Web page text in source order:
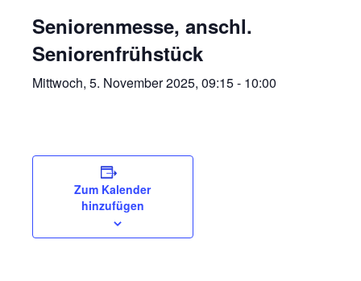
Seniorenmesse, anschl.
Seniorenfrühstück
Mittwoch, 5. November 2025, 09:15- 10:00
Zum Kalender
hinzufügen